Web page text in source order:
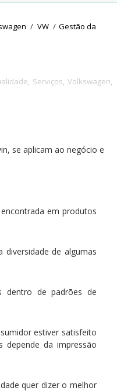
/ VW / Gestão da
, Serviços, Volkswagen,
se aplicam ao negócio e
em produtos
diversidade de algumas
dentro de padrões de
estiver satisfeito
da impressão
quer dizer o melhor